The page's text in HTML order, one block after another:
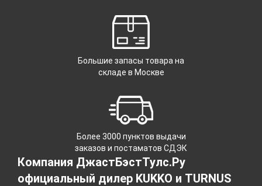
Большие запасы товара на
складе в Москве
Более 3000 пунктов выдачи
заказов и постаматов СДЭК
Компания ДжастБэстТулс.Ру
официальный дилер KUKKO и TURNUS